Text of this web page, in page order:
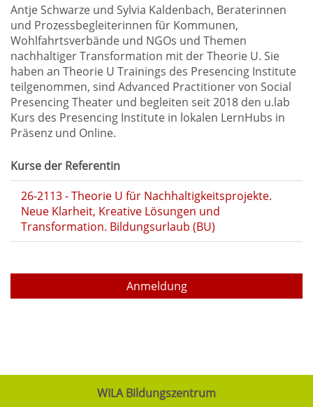
Antje Schwarze und Sylvia Kaldenbach, Beraterinnen
und Prozessbegleiterinnen für Kommunen,
Wohlfahrtsverbände und NGOs und Themen
nachhaltiger Transformation mit der Theorie U. Sie
haben an Theorie U Trainings des Presencing Institute
teilgenommen, sind Advanced Practitioner von Social
Presencing Theater und begleiten seit 2018 den u.lab
Kurs des Presencing Institute in lokalen LernHubs in
Präsenz und Online.
Kurse der Referentin
26-2113 - Theorie U für Nachhaltigkeitsprojekte.
Neue Klarheit, Kreative Lösungen und
Transformation. Bildungsurlaub (BU)
Anmeldung
WILA Bildungszentrum